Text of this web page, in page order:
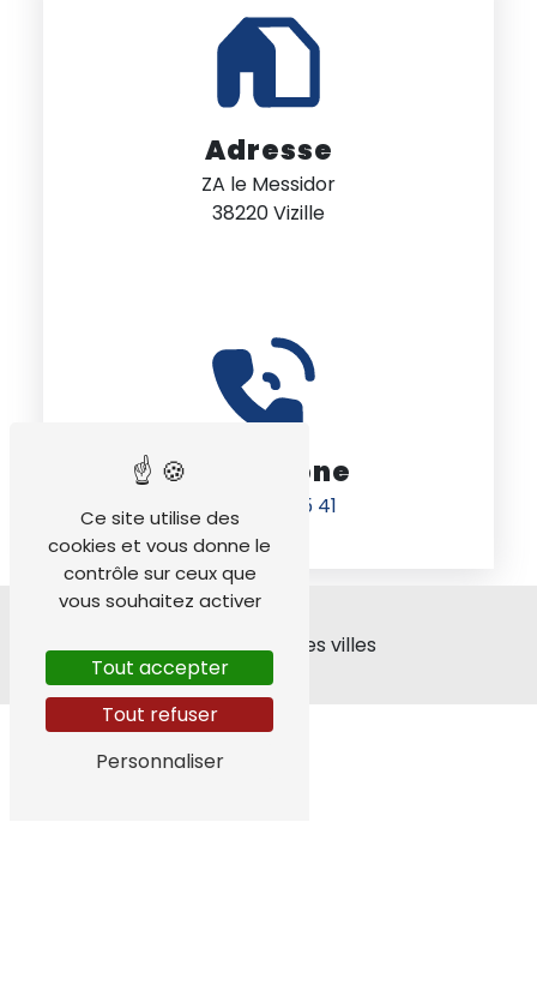
Adresse
ZA le Messidor
38220 Vizille
Téléphone
04 76 68 05 41
Nos interventions sur ces villes
Ce site utilise des
cookies et vous donne le
contrôle sur ceux que
vous souhaitez activer
Tout accepter
Tout refuser
Personnaliser